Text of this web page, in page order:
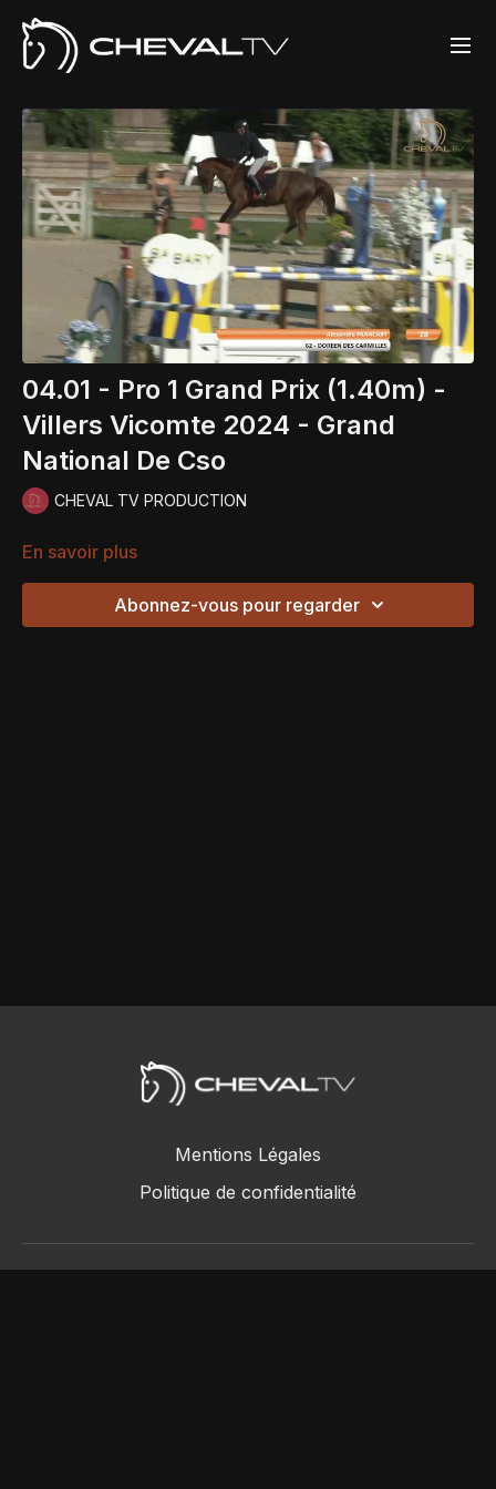
04.01 - Pro 1 Grand Prix (1.40m) -
Villers Vicomte 2024 - Grand
National De Cso
CHEVAL TV PRODUCTION
En savoir plus
Abonnez-vous pour regarder
Mentions Légales
Politique de confidentialité